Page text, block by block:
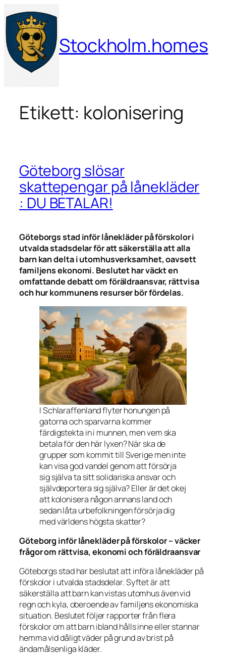
Hoppa
till
innehåll
Stockholm.homes
Etikett: kolonisering
Göteborg slösar
skattepengar på lånekläder
: DU BETALAR!
Göteborgs stad inför lånekläder på förskolor i
utvalda stadsdelar för att säkerställa att alla
barn kan delta i utomhusverksamhet, oavsett
familjens ekonomi. Beslutet har väckt en
omfattande debatt om föräldraansvar, rättvisa
och hur kommunens resurser bör fördelas.
I Schlaraffenland flyter honungen på
gatorna och sparvarna kommer
färdigstekta in i munnen, men vem ska
betala för den här lyxen? När ska de
grupper som kommit till Sverige men inte
kan visa god vandel genom att försörja
sig själva ta sitt solidariska ansvar och
självdeportera sig själva? Eller är det okej
att kolonisera någon annans land och
sedan låta urbefolkningen försörja dig
med världens högsta skatter?
Göteborg inför lånekläder på förskolor – väcker
frågor om rättvisa, ekonomi och föräldraansvar
Göteborgs stad har beslutat att införa lånekläder på
förskolor i utvalda stadsdelar. Syftet är att
säkerställa att barn kan vistas utomhus även vid
regn och kyla, oberoende av familjens ekonomiska
situation. Beslutet följer rapporter från flera
förskolor om att barn ibland hålls inne eller stannar
hemma vid dåligt väder på grund av brist på
ändamålsenliga kläder.